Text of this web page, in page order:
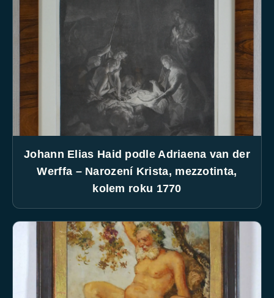
Johann Elias Haid podle Adriaena van der
Werffa – Narození Krista, mezzotinta,
kolem roku 1770